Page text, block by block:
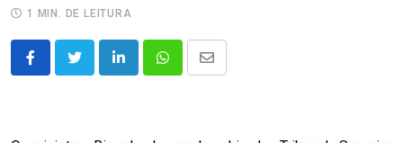
1 MIN. DE LEITURA
LinkedInWhatsappShare